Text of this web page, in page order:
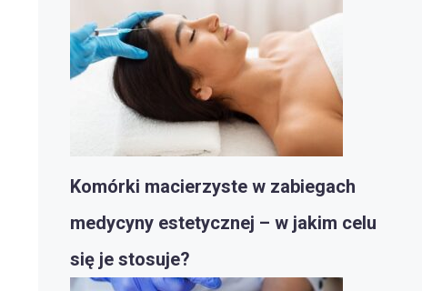
Komórki macierzyste w zabiegach
medycyny estetycznej – w jakim celu
się je stosuje?